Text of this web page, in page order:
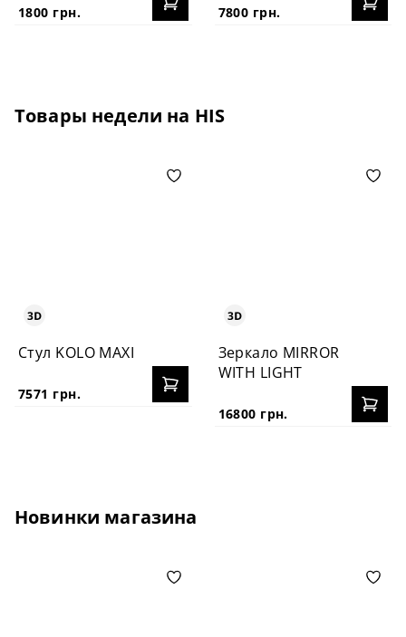
1800 грн. 7800 грн.
Товары недели на HIS
Стул KOLO MAXI
7571 грн.
Зеркало MIRROR
WITH LIGHT
16800 грн.
Новинки магазина